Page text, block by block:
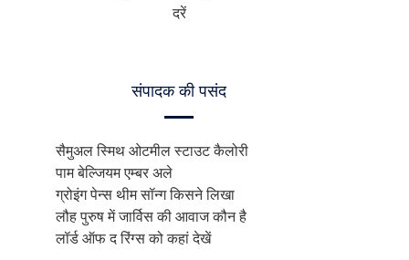
दरें
संपादक की पसंद
सैमुअल स्मिथ ओटमील स्टाउट कैलोरी
पाम बेल्जियम एम्बर अले
ग्रोइंग पेन्स थीम सॉन्ग किसने लिखा
लौह पुरुष में जार्विस की आवाज कौन है
लॉर्ड ऑफ द रिंग्स को कहां देखें